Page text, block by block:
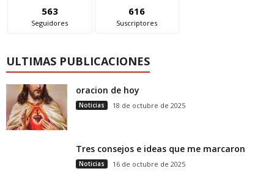
563
Seguidores
616
Suscriptores
ULTIMAS PUBLICACIONES
oracion de hoy
Noticias 18 de octubre de 2025
Tres consejos e ideas que me marcaron
Noticias 16 de octubre de 2025